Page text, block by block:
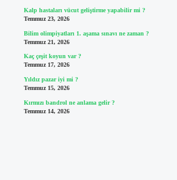
Kalp hastaları vücut geliştirme yapabilir mi ?
Temmuz 23, 2026
Bilim olimpiyatları 1. aşama sınavı ne zaman ?
Temmuz 21, 2026
Kaç çeşit koyun var ?
Temmuz 17, 2026
Yıldız pazar iyi mi ?
Temmuz 15, 2026
Kırmızı bandrol ne anlama gelir ?
Temmuz 14, 2026